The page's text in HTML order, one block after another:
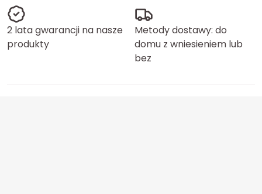
2 lata gwarancji na nasze
produkty
Metody dostawy: do
domu z wniesieniem lub
bez